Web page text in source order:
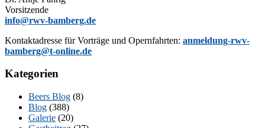
Vorsitzende
info@rwv-bamberg.de
Kon­takt­adres­se für Vor­trä­ge und Opern­fahr­ten: anmeldung-rwv-
bamberg@t-online.de
Kategorien
Beers Blog (8)
Blog (388)
Galerie (20)